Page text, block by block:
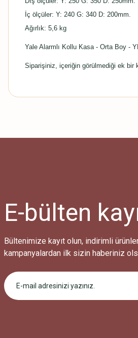
İç ölçüler: Y: 240 G: 340 D: 200mm.
Ağırlık: 5,6 kg
Yale Alarmlı Kollu Kasa - Orta Boy -
Siparişiniz, içeriğin görülmediği ek bir
E-bülten
Bültenimize kayıt olun, indirimli
kampanyalardan ilk sizin haberiniz